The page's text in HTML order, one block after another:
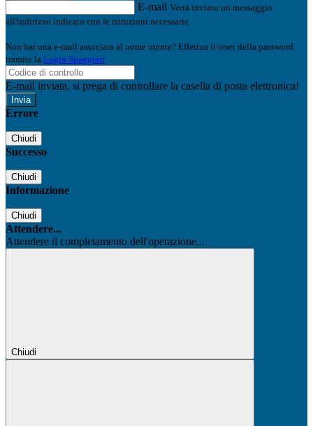
E-mail Verrà inviato un messaggio
all'indirizzo indicato con le istruzioni necessarie.
Non hai una e-mail associata al nome utente? Effettua il reset della password
tramite la Login Spaggiari
E-mail inviata, si prega di controllare la casella di posta elettronica!
Errore
Chiudi
Successo
Chiudi
Informazione
Chiudi
Attendere...
Attendere il completamento dell'operazione...
Chiudi